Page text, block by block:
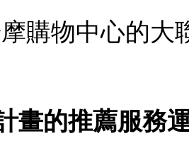
購物中心的大
畫的推薦服務